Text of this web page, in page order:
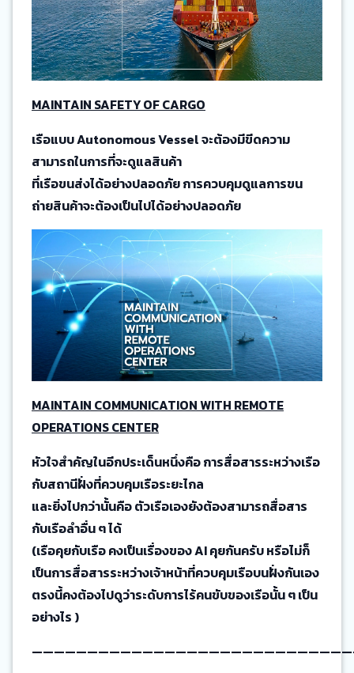
MAINTAIN SAFETY OF CARGO
เรือแบบ Autonomous Vessel จะต้องมีขีดความ
สามารถในการที่จะดูแลสินค้า
ที่เรือขนส่งได้อย่างปลอดภัย การควบคุมดูแลการขน
ถ่ายสินค้าจะต้องเป็นไปได้อย่างปลอดภัย
MAINTAIN COMMUNICATION WITH REMOTE
OPERATIONS CENTER
หัวใจสำคัญในอีกประเด็นหนึ่งคือ การสื่อสารระหว่างเรือ
กับสถานีฝั่งที่ควบคุมเรือระยะไกล
และยิ่งไปกว่านั้นคือ ตัวเรือเองยังต้องสามารถสื่อสาร
กับเรือลำอื่น ๆ ได้
(เรือคุยกับเรือ คงเป็นเรื่องของ AI คุยกันครับ หรือไม่ก็
เป็นการสื่อสารระหว่างเจ้าหน้าที่ควบคุมเรือบนฝั่งกันเอง
ตรงนี้คงต้องไปดูว่าระดับการไร้คนขับของเรือนั้น ๆ เป็น
อย่างไร )